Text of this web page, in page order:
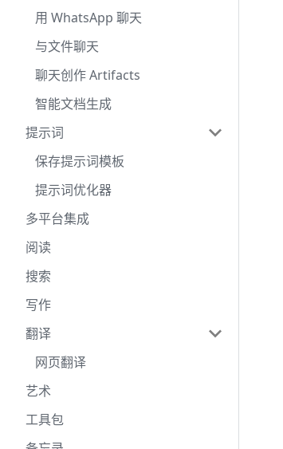
用 WhatsApp 聊天
与文件聊天
聊天创作 Artifacts
智能文档生成
提示词
保存提示词模板
提示词优化器
多平台集成
阅读
搜索
写作
翻译
网页翻译
艺术
工具包